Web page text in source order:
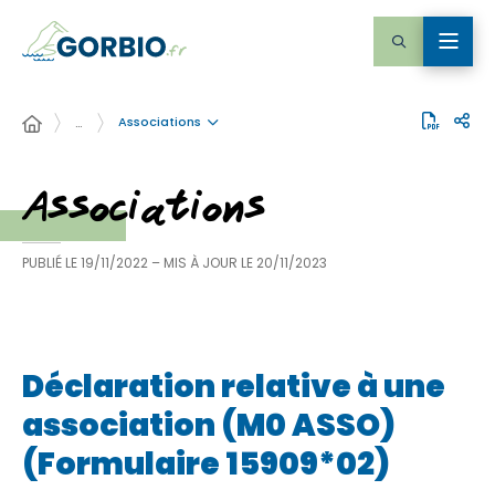
… Associations
Associations
PUBLIÉ LE19/11/2022 – MIS À JOUR LE 20/11/2023
Déclaration relative à une
association (M0 ASSO)
(Formulaire 15909*02)